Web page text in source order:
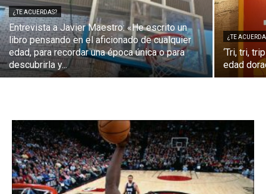
¿TE ACUERDAS?
Entrevista a Javier Maestro: «He escrito un
libro pensando en el aficionado de cualquier
edad, para recordar una época única o para
descubrirla y...
¿TE
‘Tri, tri,
edad